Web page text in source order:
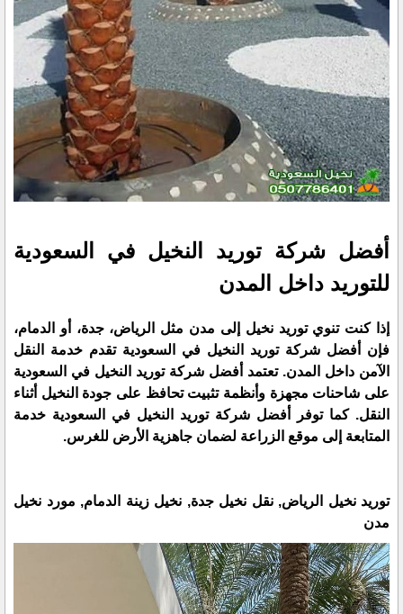
أفضل شركة توريد النخيل في السعودية
للتوريد داخل المدن
إذا كنت تنوي توريد نخيل إلى مدن مثل الرياض، جدة، أو الدمام،
فإن أفضل شركة توريد النخيل في السعودية تقدم خدمة النقل
الآمن داخل المدن. تعتمد أفضل شركة توريد النخيل في السعودية
على شاحنات مجهزة وأنظمة تثبيت تحافظ على جودة النخيل أثناء
النقل. كما توفر أفضل شركة توريد النخيل في السعودية خدمة
المتابعة إلى موقع الزراعة لضمان جاهزية الأرض للغرس.
توريد نخيل الرياض, نقل نخيل جدة, نخيل زينة الدمام, مورد نخيل
مدن